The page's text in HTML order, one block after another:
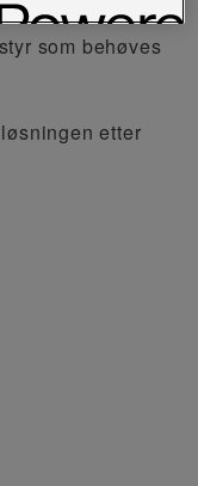
ut ifra
som behøves
etter